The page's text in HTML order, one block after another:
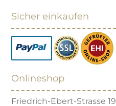
Sicher einkaufen
Onlineshop
Friedrich-Ebert-Strasse 19